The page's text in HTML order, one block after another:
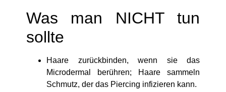
Was man NICHT tun
sollte
Haare zurückbinden, wenn sie das
Microdermal berühren; Haare sammeln
Schmutz, der das Piercing infizieren kann.